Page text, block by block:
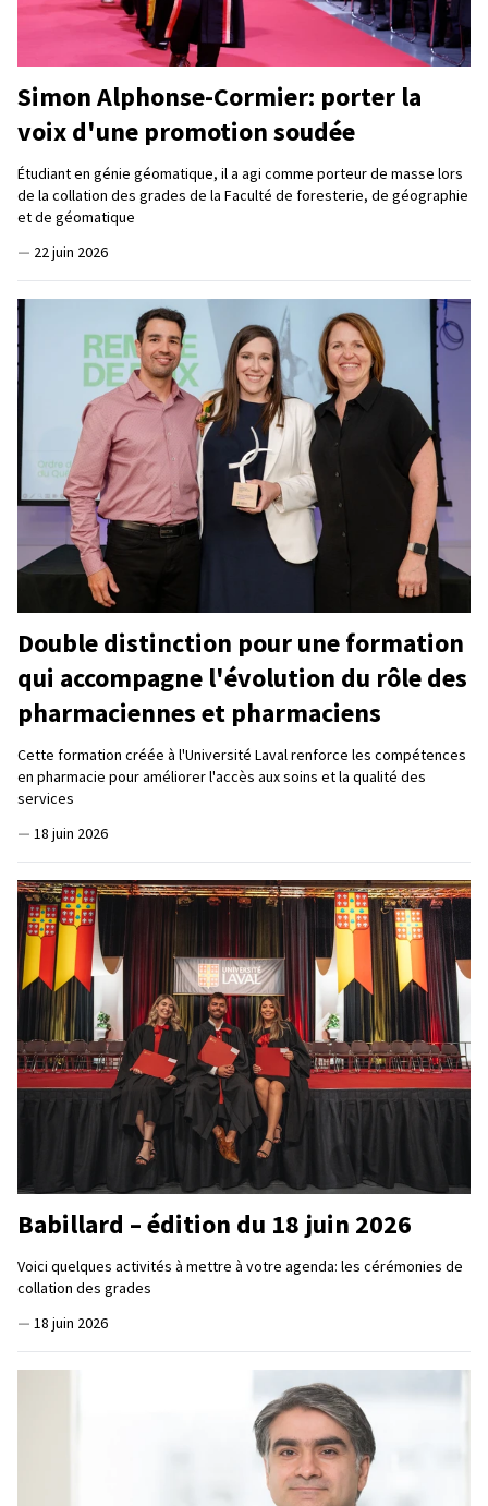
Simon Alphonse-Cormier: porter la
voix d'une promotion soudée
Étudiant en génie géomatique, il a agi comme porteur de masse lors
de la collation des grades de la Faculté de foresterie, de géographie
et de géomatique
— 22 juin 2026
Double distinction pour une formation
qui accompagne l'évolution du rôle des
pharmaciennes et pharmaciens
Cette formation créée à l'Université Laval renforce les compétences
en pharmacie pour améliorer l'accès aux soins et la qualité des
services
— 18 juin 2026
Babillard – édition du 18 juin 2026
Voici quelques activités à mettre à votre agenda: les cérémonies de
collation des grades
— 18 juin 2026